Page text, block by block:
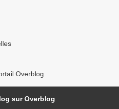
Overblog
sur Overblog